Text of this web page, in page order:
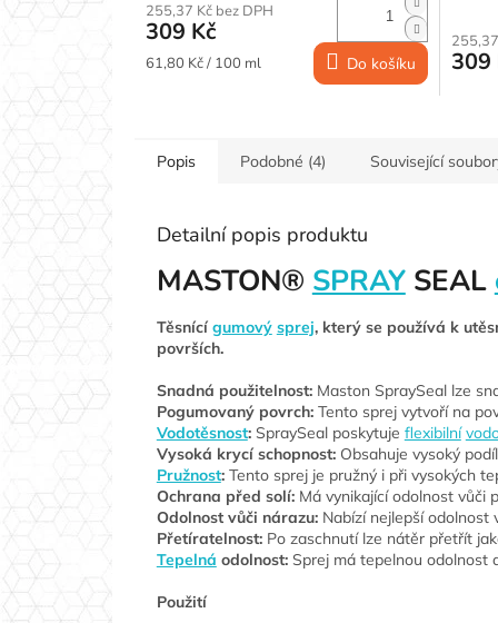
255,37 Kč bez DPH
309 Kč
Měrná
61,80 Kč / 100 ml Do košíku 309
Popis Podobné (4) Související
Detailní popis produktu
MASTON® SPRAYSEAL
Těsnící gumový sprej, který se používá k
površích.
Snadná použitelnost:Maston SpraySeal lze
Pogumovaný povrch:Tento sprej vytvoří na
Vodotěsnost:SpraySeal poskytuje flexibilní
Vysoká krycí schopnost:Obsahuje vysoký
Pružnost:Tento sprej je pružný i při vysokých
Ochrana před solí:Má vynikající odolnost vůči
Odolnost vůči nárazu:Nabízí nejlepší odolnost
Přetíratelnost:Po zaschnutí lze nátěr přetřít
Tepelná odolnost:Sprej má tepelnou odolnost
Použití